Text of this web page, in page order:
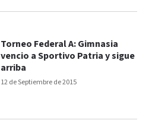
12 de Septiembre de 2015
Torneo Federal A: Gimnasia
vencio a Sportivo Patria y sigue
arriba